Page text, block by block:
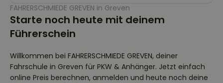
FAHRERSCHMIEDE GREVEN in Greven
Starte noch heute mit deinem
Führerschein
Willkommen bei FAHRERSCHMIEDE GREVEN, deiner
Fahrschule in Greven für PKW & Anhänger. Jetzt einfach
online Preis berechnen, anmelden und heute noch deine